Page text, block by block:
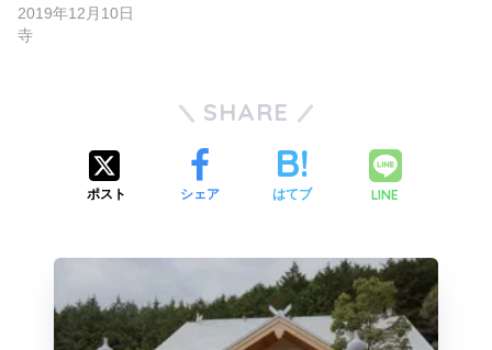
2019年12月10日
寺
SHARE
ポスト シェア はてブ LINE